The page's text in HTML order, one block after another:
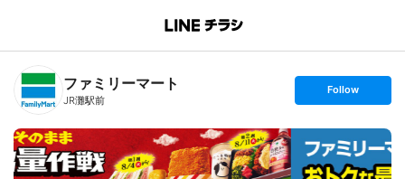
B
n
T
ファミリーマート
JR灘駅前
s
t
o
l
o
w
Follow